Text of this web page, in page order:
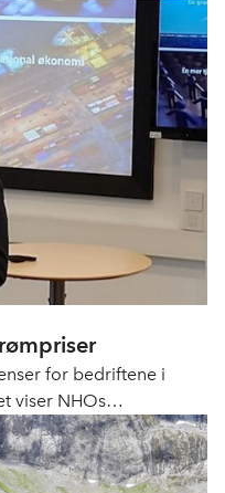
prosjekter.
lanserer regionalt
Hamar 24. januar.
for bedriftene i
viser NHOs